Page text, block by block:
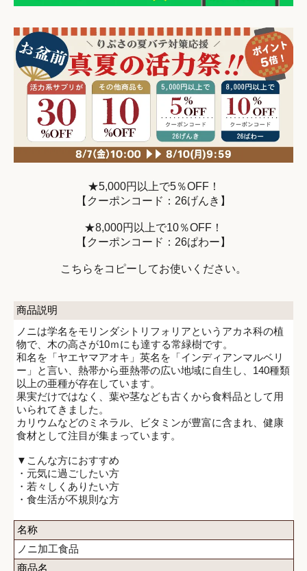
★5,000円以上で5％OFF！
【クーポンコード：26げんき】
★8,000円以上で10％OFF！
【クーポンコード：26ぱわー】
こちらをコピーしてお使いください。
商品説明
ノニは学名をモリンダシトリフォリアというアカネ科の植
物で、木の高さが10ｍにも達する常緑樹です。
和名を「ヤエヤマアオキ」英名を「インディアンマルベリ
ー」と言い、熱帯から亜熱帯の広い地域に自生し、140種類
以上の亜種が存在しています。
果実だけではなく、葉や茎なども古くから食料品として用
いられてきました。
カリウムなどのミネラル、ビタミンが豊富に含まれ、健康
食材として注目が集まっています。
▼こんな方におすすめ
・元気に過ごしたい方
・若々しくありたい方
・食生活が不規則な方
名称
ノニ加工食品
商品名